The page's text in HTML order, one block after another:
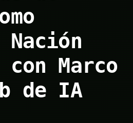
Nación
Marco
de IA